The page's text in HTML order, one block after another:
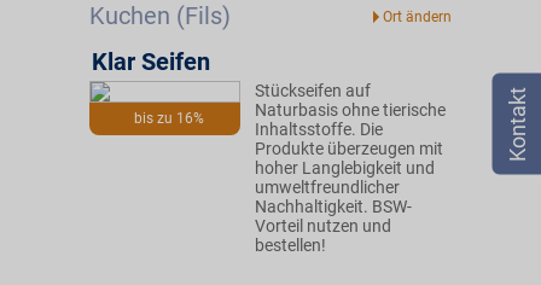
Login
☎ 0800 - 279 25 82
Kuchen (Fils)
bis zu 16%
Klar Seifen
Stückseifen auf
Naturbasis ohne tierische
Inhaltsstoffe. Die
Produkte überzeugen mit
hoher Langlebigkeit und
umweltfreundlicher
Nachhaltigkeit. BSW-
Vorteil nutzen und
bestellen!